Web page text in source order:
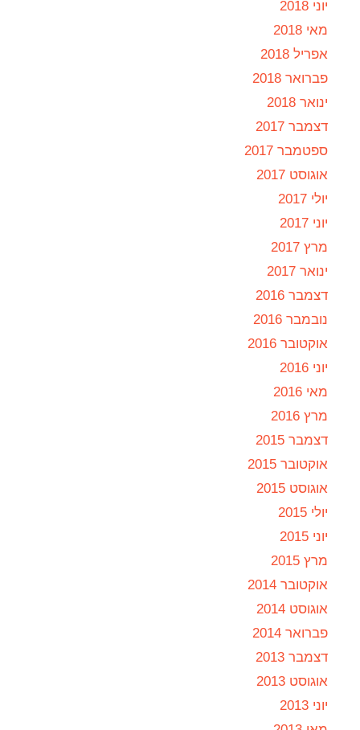
יוני 2018
מאי 2018
אפריל 2018
פברואר 2018
ינואר 2018
דצמבר 2017
ספטמבר 2017
אוגוסט 2017
יולי 2017
יוני 2017
מרץ 2017
ינואר 2017
דצמבר 2016
נובמבר 2016
אוקטובר 2016
יוני 2016
מאי 2016
מרץ 2016
דצמבר 2015
אוקטובר 2015
אוגוסט 2015
יולי 2015
יוני 2015
מרץ 2015
אוקטובר 2014
אוגוסט 2014
פברואר 2014
דצמבר 2013
אוגוסט 2013
יוני 2013